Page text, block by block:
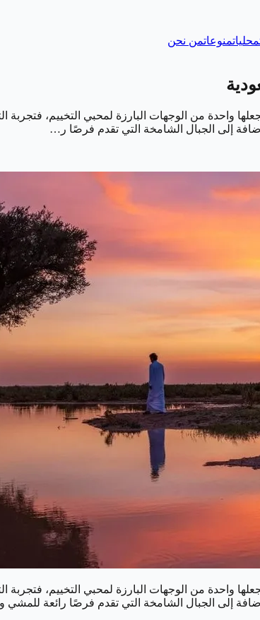
محلياتمنوعاتمن نحن
واحدة من الوجهات البارزة لمحبي التخييم،
إلى الجبال الشامخة التي تقدم فرصًا ر…
واحدة من الوجهات البارزة لمحبي التخييم،
إلى الجبال الشامخة التي تقدم فرصًا رائعة للمشي